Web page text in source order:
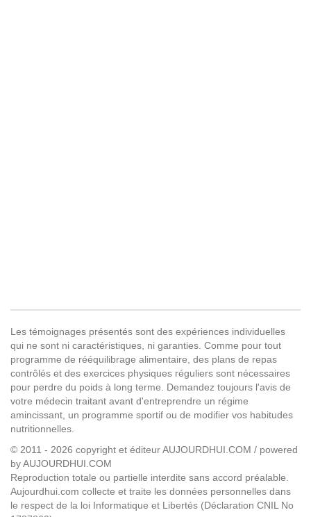
Les témoignages présentés sont des expériences individuelles
qui ne sont ni caractéristiques, ni garanties. Comme pour tout
programme de rééquilibrage alimentaire, des plans de repas
contrôlés et des exercices physiques réguliers sont nécessaires
pour perdre du poids à long terme. Demandez toujours l'avis de
votre médecin traitant avant d'entreprendre un régime
amincissant, un programme sportif ou de modifier vos habitudes
nutritionnelles.
© 2011 - 2026 copyright et éditeur AUJOURDHUI.COM / powered
by AUJOURDHUI.COM
Reproduction totale ou partielle interdite sans accord préalable.
Aujourdhui.com collecte et traite les données personnelles dans
le respect de la loi Informatique et Libertés (Déclaration CNIL No